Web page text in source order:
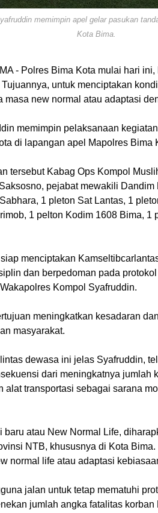
memimpin apel gelar pasukan
Kota Bima.
- Polres Bima Kota mulai hari
untuk menciptakan
masa new normal atau adaptasi
memimpin pelaksanaan
di lapangan apel Mapolres Bima
tersebut Kabag Ops Kompol
pejabat mewakili
1 pleton Sat Lantas, 1
1 pelton Kodim 1608 Bima, 1
menciptakan
dan berpedoman pada
Kompol Syafruddin.
meningkatkan kesadaran
masyarakat.
dewasa ini jelas Syafruddin,
dari meningkatnya jumlah
alat transportasi sebagai sarana
atau New Normal Life,
NTB, khususnya di Kota
normal life atau adaptasi
jalan untuk tetap mematuhi
jumlah angka fatalitas